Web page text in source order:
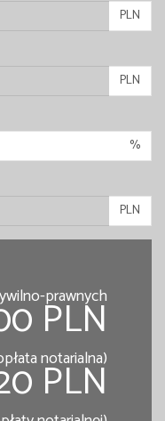
PLN
PLN
%
PLN
prawnych
PLN
notarialna)
PLN